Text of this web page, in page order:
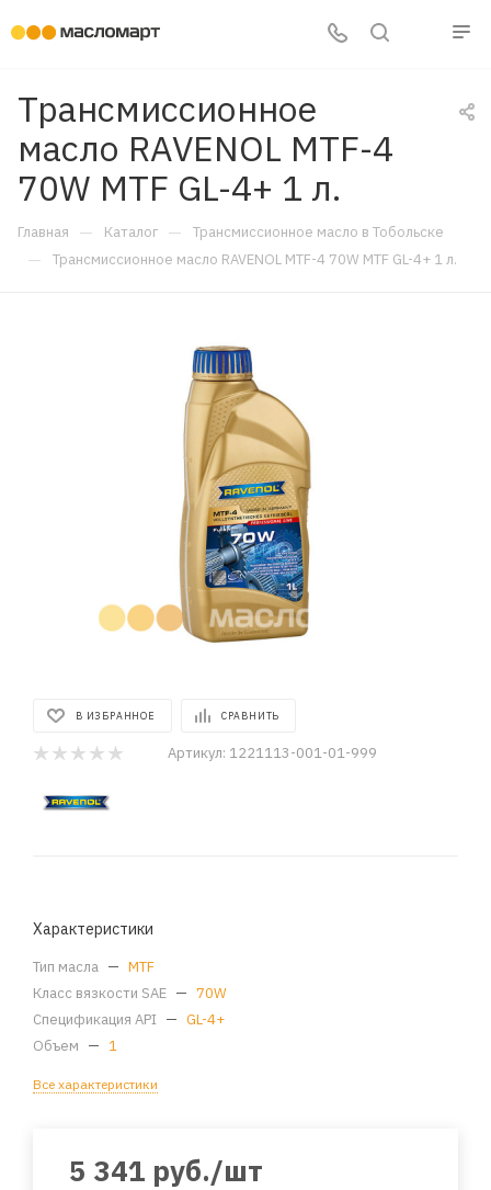
Трансмиссионное
масло RAVENOL MTF-4
70W MTF GL-4+ 1 л.
Главная — Каталог — Трансмиссионное масло в Тобольске
— Трансмиссионное масло RAVENOL MTF-4 70W MTF GL-4+ 1 л.
В ИЗБРАННОЕ СРАВНИТЬ
Артикул: 1221113-001-01-999
Характеристики
Тип масла — MTF
Класс вязкости SAE — 70W
Спецификация API — GL-4+
Объем — 1
Все характеристики
5 341 руб./шт